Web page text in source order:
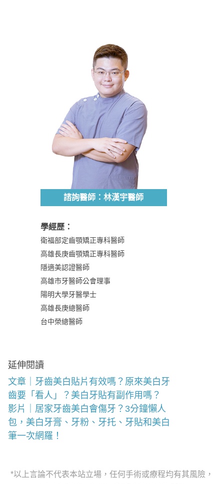
諮詢醫師：林漢宇醫師
學經歷：
衛福部定齒顎矯正專科醫師
高雄長庚齒顎矯正專科醫師
隱適美認證醫師
高雄市牙醫師公會理事
陽明大學牙醫學士
高雄長庚總醫師
台中榮總醫師
延伸閱讀
文章｜牙齒美白貼片有效嗎？原來美白牙
齒要「看人」？美白牙貼有副作用嗎？
影片｜居家牙齒美白會傷牙？3分鐘懶人
包，美白牙膏、牙粉、牙托、牙貼和美白
筆一次網羅！
*以上言論不代表本站立場，任何手術或療程均有其風險，